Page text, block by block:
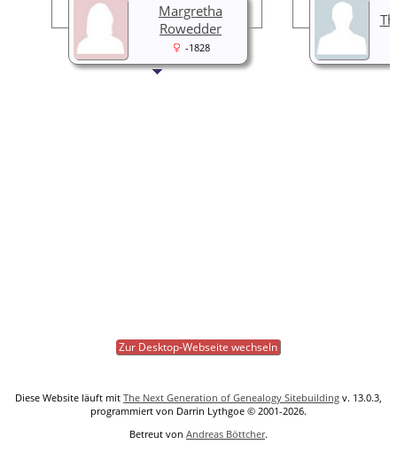
Margretha
Rowedder
-1828
Zur Desktop-Webseite wechseln
Diese Website läuft mit The Next Generation of Genealogy Sitebuilding v. 13.0.3,
programmiert von Darrin Lythgoe © 2001-2026.
Betreut von Andreas Böttcher.